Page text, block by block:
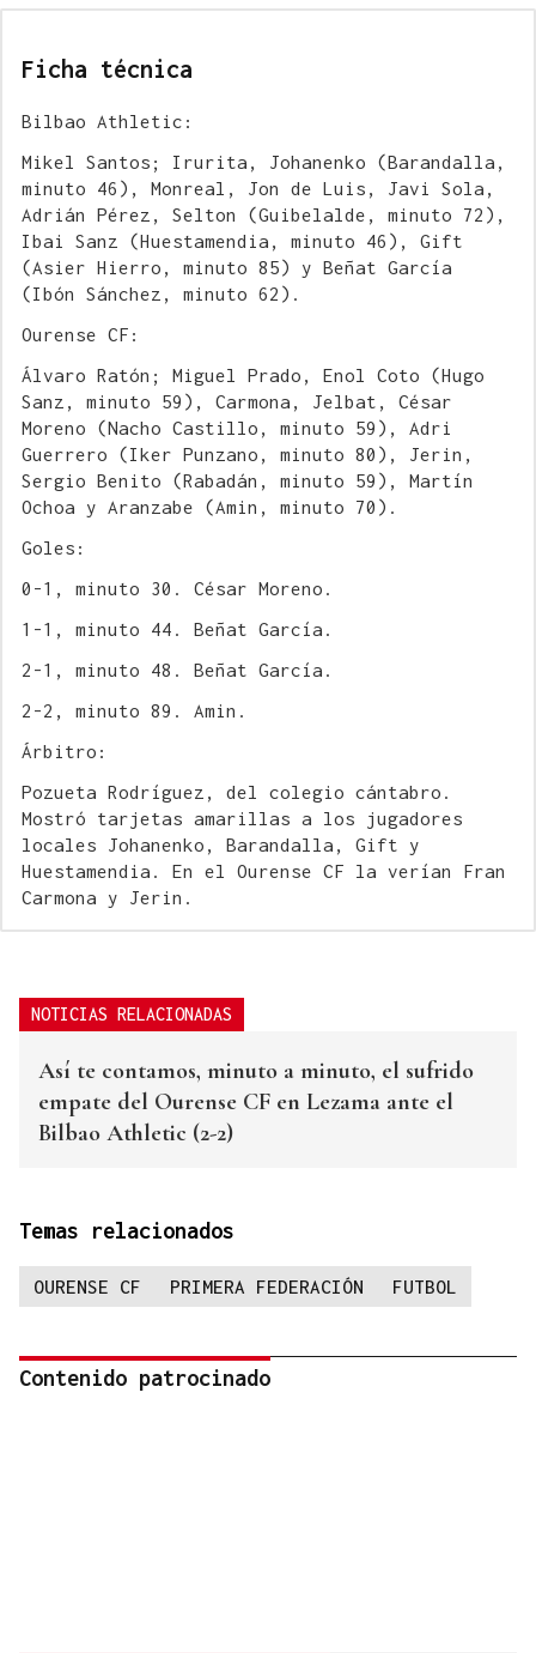
Ficha técnica
Bilbao Athletic:
Mikel Santos; Irurita, Johanenko (Barandalla,
minuto 46), Monreal, Jon de Luis, Javi Sola,
Adrián Pérez, Selton (Guibelalde, minuto 72),
Ibai Sanz (Huestamendia, minuto 46), Gift
(Asier Hierro, minuto 85) y Beñat García
(Ibón Sánchez, minuto 62).
Ourense CF:
Álvaro Ratón; Miguel Prado, Enol Coto (Hugo
Sanz, minuto 59), Carmona, Jelbat, César
Moreno (Nacho Castillo, minuto 59), Adri
Guerrero (Iker Punzano, minuto 80), Jerin,
Sergio Benito (Rabadán, minuto 59), Martín
Ochoa y Aranzabe (Amin, minuto 70).
Goles:
0-1, minuto 30. César Moreno.
1-1, minuto 44. Beñat García.
2-1, minuto 48. Beñat García.
2-2, minuto 89. Amin.
Árbitro:
Pozueta Rodríguez, del colegio cántabro.
Mostró tarjetas amarillas a los jugadores
locales Johanenko, Barandalla, Gift y
Huestamendia. En el Ourense CF la verían Fran
Carmona y Jerin.
NOTICIAS RELACIONADAS
Así te contamos, minuto a minuto, el sufrido
empate del Ourense CF en Lezama ante el
Bilbao Athletic (2-2)
Temas relacionados
OURENSE CF PRIMERA FEDERACIÓN FUTBOL
Contenido patrocinado